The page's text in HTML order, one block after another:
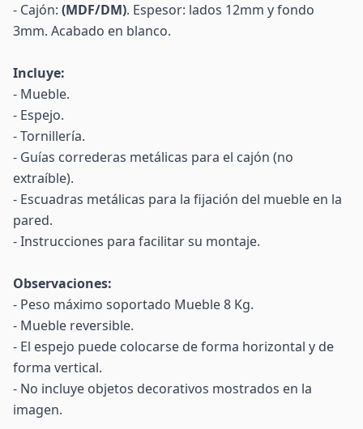
- Cajón: (MDF/DM). Espesor: lados 12mm y fondo
3mm. Acabado en blanco.
Incluye:
- Mueble.
- Espejo.
- Tornillería.
- Guías correderas metálicas para el cajón (no
extraíble).
- Escuadras metálicas para la fijación del mueble en la
pared.
- Instrucciones para facilitar su montaje.
Observaciones:
- Peso máximo soportado Mueble 8 Kg.
- Mueble reversible.
- El espejo puede colocarse de forma horizontal y de
forma vertical.
- No incluye objetos decorativos mostrados en la
imagen.